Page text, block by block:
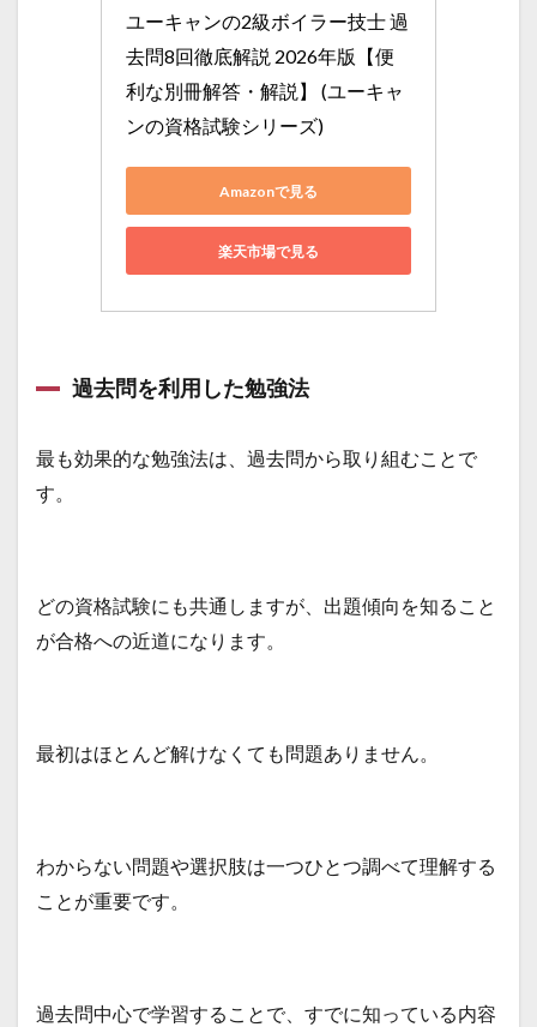
ユーキャンの2級ボイラー技士 過
去問8回徹底解説 2026年版【便
利な別冊解答・解説】 (ユーキャ
ンの資格試験シリーズ)
Amazonで見る
楽天市場で見る
過去問を利用した勉強法
最も効果的な勉強法は、過去問から取り組むことで
す。
どの資格試験にも共通しますが、出題傾向を知ること
が合格への近道になります。
最初はほとんど解けなくても問題ありません。
わからない問題や選択肢は一つひとつ調べて理解する
ことが重要です。
過去問中心で学習することで、すでに知っている内容